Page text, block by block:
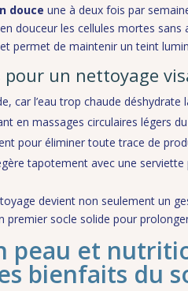
douce une à deux fois par
douceur les cellules mortes
permet de maintenir un teint
pour un nettoyage
car l’eau trop chaude déshydrate
en massages circulaires légers
pour éliminer toute trace de
tapotement avec une serviette
devient non seulement un
premier socle solide pour
peau et
bienfaits du